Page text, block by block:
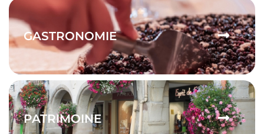
GASTRONOMIE
PATRIMOINE